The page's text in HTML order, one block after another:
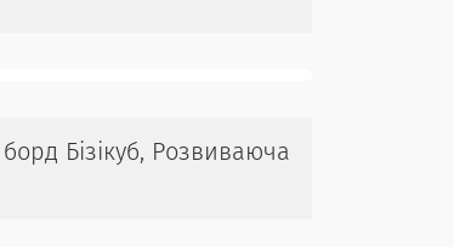
борд Бізікуб, Розвиваюча